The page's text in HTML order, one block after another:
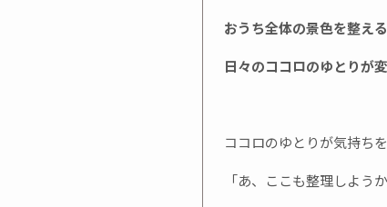
おうち全体の景色を整え
日々のココロのゆとりが
ココロのゆとりが気持ち
「あ、ここも整理しよう